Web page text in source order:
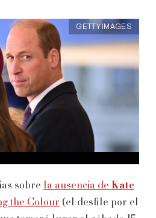
GETTY IMAGES
sobre la ausencia de Kate
the Colour (el desfile por el